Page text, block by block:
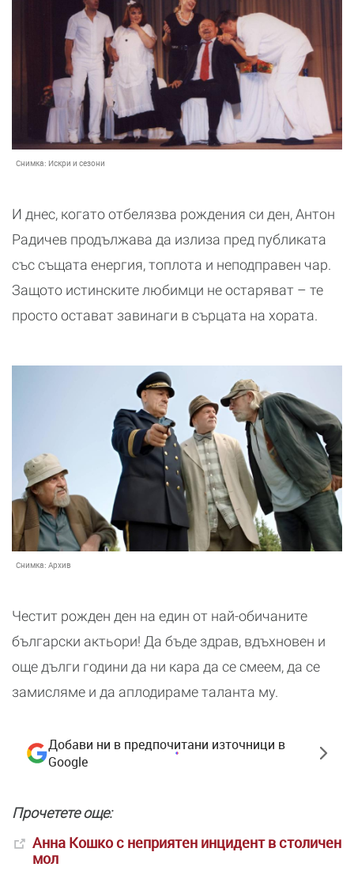
Снимка: Искри и сезони
И днес, когато отбелязва рождения си ден, Антон
Радичев продължава да излиза пред публиката
със същата енергия, топлота и неподправен чар.
Защото истинските любимци не остаряват – те
просто остават завинаги в сърцата на хората.
Снимка: Архив
Честит рожден ден на един от най-обичаните
български актьори! Да бъде здрав, вдъхновен и
още дълги години да ни кара да се смеем, да се
замисляме и да аплодираме таланта му.
Добави ни в предпочитани източници в
Google
Прочетете още:
Анна Кошко с неприятен инцидент в столичен
мол